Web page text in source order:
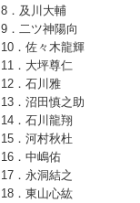
8．及川大輔
9．二ツ神陽向
10．佐々木龍輝
11．大坪尊仁
12．石川雅
13．沼田慎之助
14．石川龍翔
15．河村秋杜
16．中嶋佑
17．永洞結之
18．東山心紘